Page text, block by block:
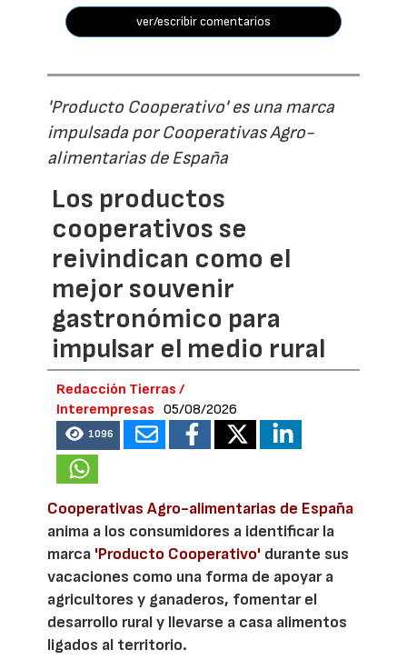
ver/escribir comentarios
'Producto Cooperativo' es una marca
impulsada por Cooperativas Agro-
alimentarias de España
Los productos
cooperativos se
reivindican como el
mejor souvenir
gastronómico para
impulsar el medio rural
Redacción Tierras /
Interempresas
05/08/2026
1096
Cooperativas Agro-alimentarias de España
anima a los consumidores a identificar la
marca 'Producto Cooperativo' durante sus
vacaciones como una forma de apoyar a
agricultores y ganaderos, fomentar el
desarrollo rural y llevarse a casa alimentos
ligados al territorio.